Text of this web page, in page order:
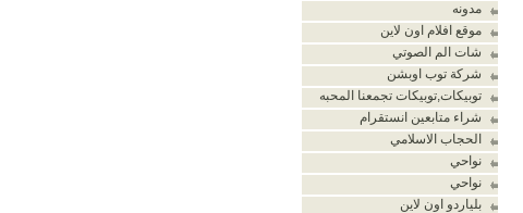
مدونه
موقع افلام اون لاين
شات الم الصوتي
شركة توب اوبشن
توبيكات,توبيكات تجمعنا المحبه
شراء متابعين انستقرام
الحجاب الاسلامي
نواحي
نواحي
بلياردو اون لاين